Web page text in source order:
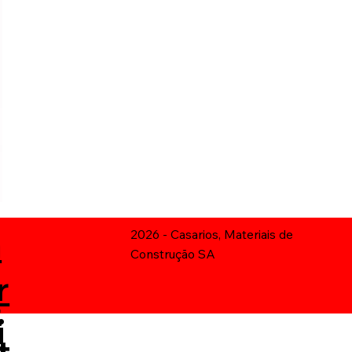
2026 - Casarios, Materiais de
Construção SA